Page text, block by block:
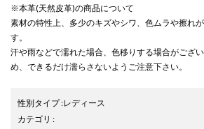
※本革(天然皮革)の商品について
素材の特性上、多少のキズやシワ、色ムラや擦れ
す。
汗や雨などで濡れた場合、色移りする場合がござ
め、できるだけ濡らさないようご注意下さい。
性別タイプ:レディース
カテゴリ :